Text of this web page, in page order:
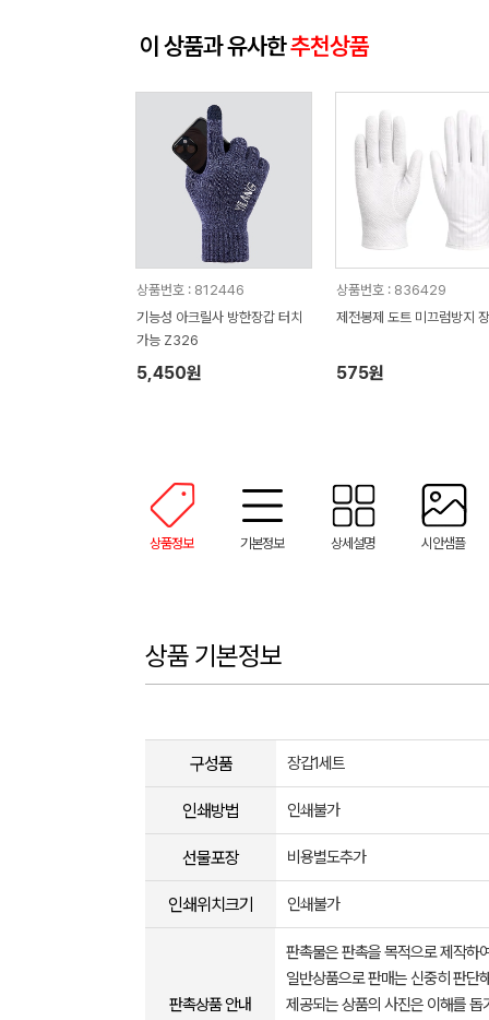
이 상품과 유사한추천상품
상품번호 : 812446
기능성 아크릴사 방한장갑 터치
가능 Z326
5,450원
상품번호 : 836429
제전봉제 도트 미끄럼방지
575원
상품정보 기본정보 상세설명 시안샘플
상품 기본정보
구성품 장갑1세트
인쇄방법 인쇄불가
선물포장 비용별도추가
인쇄위치크기 인쇄불가
판촉상품 안내
판촉물은 판촉을 목적으로 제작하
일반상품으로 판매는 신중히 판단
제공되는 상품의 사진은 이해를